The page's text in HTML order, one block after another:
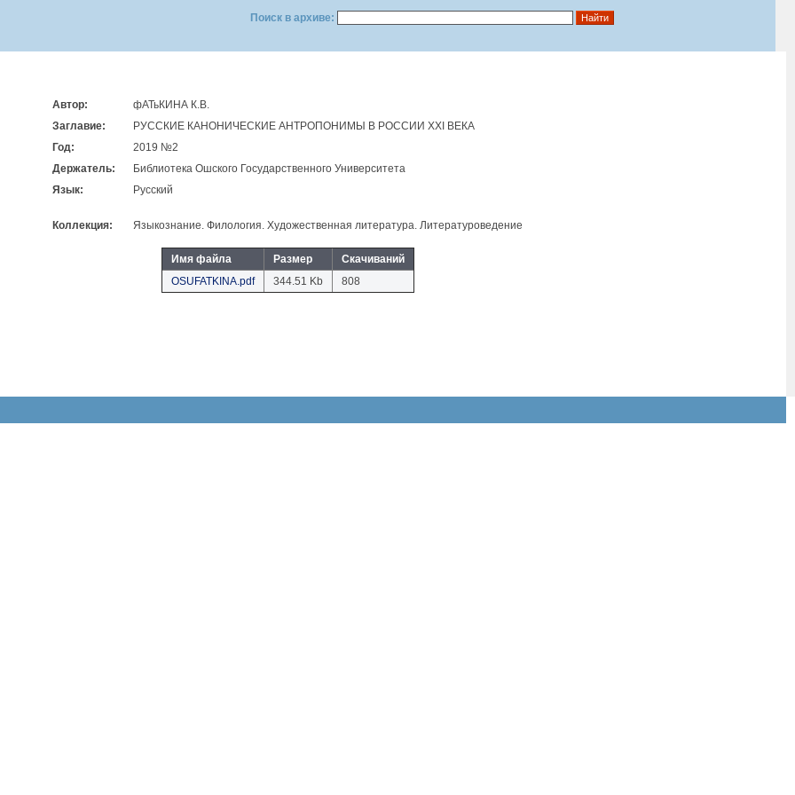
Поиск в архиве:
Автор:
фАТьКИНА К.В.
Заглавие:
РУССКИЕ КАНОНИЧЕСКИЕ АНТРОПОНИМЫ В РОССИИ XXI ВЕКА
Год:
2019 №2
Держатель:
Библиотека Ошского Государственного Университета
Язык:
Русский
Коллекция: Языкознание. Филология. Художественная литература. Литературоведение
Имя файла Размер
Скачиваний
OSUFATKINA.pdf
344.51 Kb 808